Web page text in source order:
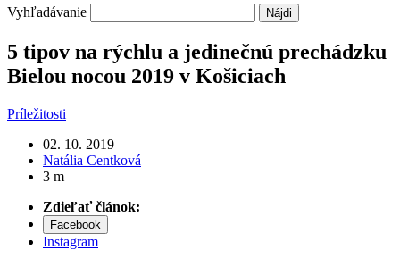
Vyhľadávanie
5 tipov na rýchlu a jedinečnú prechádzku
Bielou nocou 2019 v Košiciach
Príležitosti
02. 10. 2019
Natália Centková
3 m
Zdieľať článok:
Facebook
Instagram